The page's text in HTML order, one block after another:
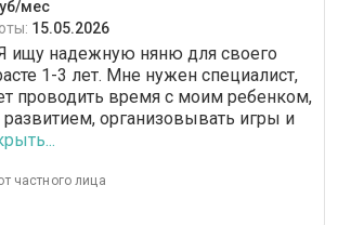
мес
15.05.2026
ищу надежную няню для своего
1-3 лет. Мне нужен специалист,
проводить время с моим ребенком,
развитием, организовывать игры и
частного лица